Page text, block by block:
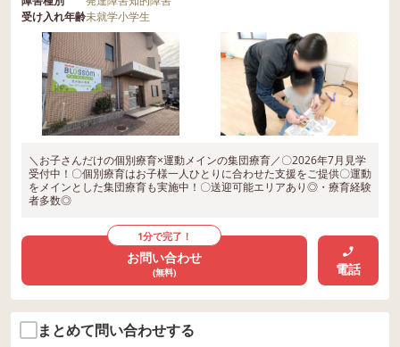
受け入れ年齢未就学小学生
＼お子さんだけの個別療育×運動メインの集団療育／〇2026年7月見学
受付中！〇個別療育はお子様一人ひとりに合わせた支援をご提供〇運動
をメインとした集団療育も実施中！〇送迎可能エリアあり◎・療育経験
者多数◎
1分で完了！
お問い合わせ
(無料) 電話
まとめて問い合わせする